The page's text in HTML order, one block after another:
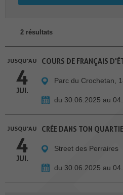
2 résultats
JUSQU'AU
4
JUI.
COURS DE FRANÇAIS
Parc du Crochetan,
du 30.06.2025 au
JUSQU'AU
4
JUI.
CRÉE DANS TON
Street des Perraires
du 30.06.2025 au